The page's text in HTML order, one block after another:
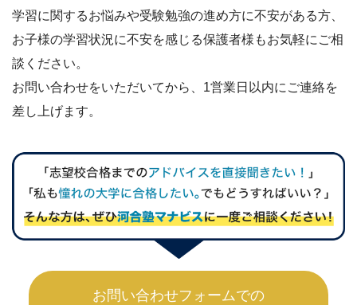
学習に関するお悩みや受験勉強の進め方に不安がある方、
お子様の学習状況に不安を感じる保護者様もお気軽にご相
談ください。
お問い合わせをいただいてから、1営業日以内にご連絡を
差し上げます。
お問い合わせフォームでの